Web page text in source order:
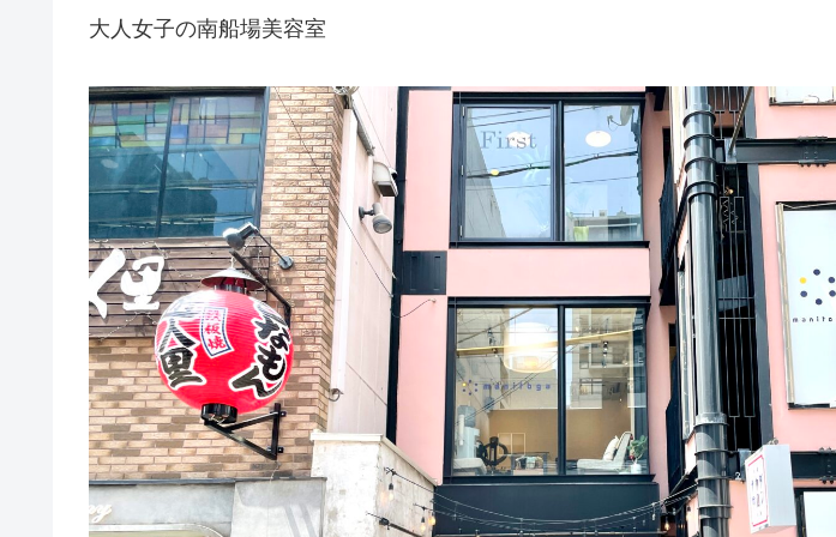
大人女子の南船場美容室